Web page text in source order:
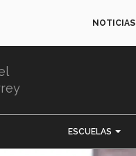
NOTICIAS
ESCUELAS